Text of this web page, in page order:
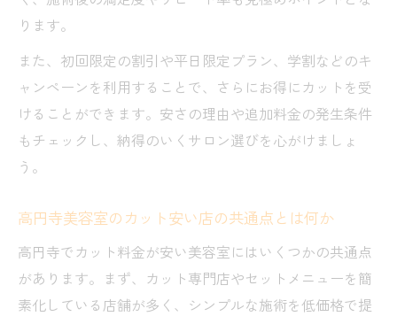
ります。
また、初回限定の割引や平日限定プラン、学割などのキ
ャンペーンを利用することで、さらにお得にカットを受
けることができます。安さの理由や追加料金の発生条件
もチェックし、納得のいくサロン選びを心がけましょ
う。
高円寺美容室のカット安い店の共通点とは何か
高円寺でカット料金が安い美容室にはいくつかの共通点
があります。まず、カット専門店やセットメニューを簡
素化している店舗が多く、シンプルな施術を低価格で提